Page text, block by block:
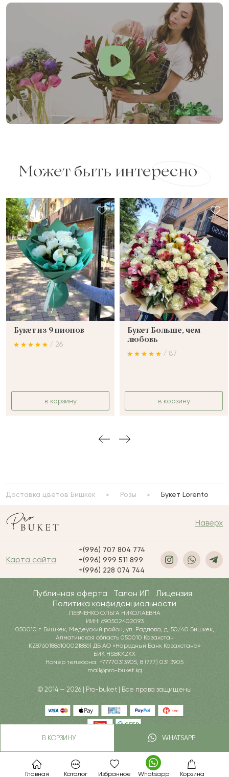
Главная Каталог Избранное Whatsapp Корзина
В КОРЗИНУ WHATSAPP
Может быть интересно
Букет из 9 пионов
/ 26
в корзину
Букет Больше, чем
любовь
/ 87
в корзину
Доставка цветов Бишкек Розы Букет Lorento
Наверх
Карта сайта
+(996) 707 804 774
+(996) 999 511 899
+(996) 228 074 744
Публичная оферта Талон ИП
Лицензия
Политика конфиденциальности
ЛЕВЧЕНКО ОЛЬГА НИКОЛАЕВНА
ИИН: 690502402093
050010 г. Бишкек, Медеуский район, ул. Радлова, д. 50/40 Бишкек,
Алматинская область 050010 Казахстан
KZ876018861000218861 ДБ АО «Народный Банк Казахстана»
БИК HSBKKZKX
Номер телефона: +77770313905, 8 (777) 031 3905
mail@pro-buket.kg
© 2014 — 2026 | Pro-buket | Все права защищены